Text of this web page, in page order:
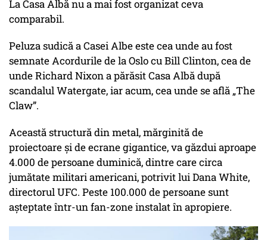
La Casa Albă nu a mai fost organizat ceva
comparabil.
Peluza sudică a Casei Albe este cea unde au fost
semnate Acordurile de la Oslo cu Bill Clinton, cea de
unde Richard Nixon a părăsit Casa Albă după
scandalul Watergate, iar acum, cea unde se află „The
Claw”.
Această structură din metal, mărginită de
proiectoare și de ecrane gigantice, va găzdui aproape
4.000 de persoane duminică, dintre care circa
jumătate militari americani, potrivit lui Dana White,
directorul UFC. Peste 100.000 de persoane sunt
așteptate într-un fan-zone instalat în apropiere.